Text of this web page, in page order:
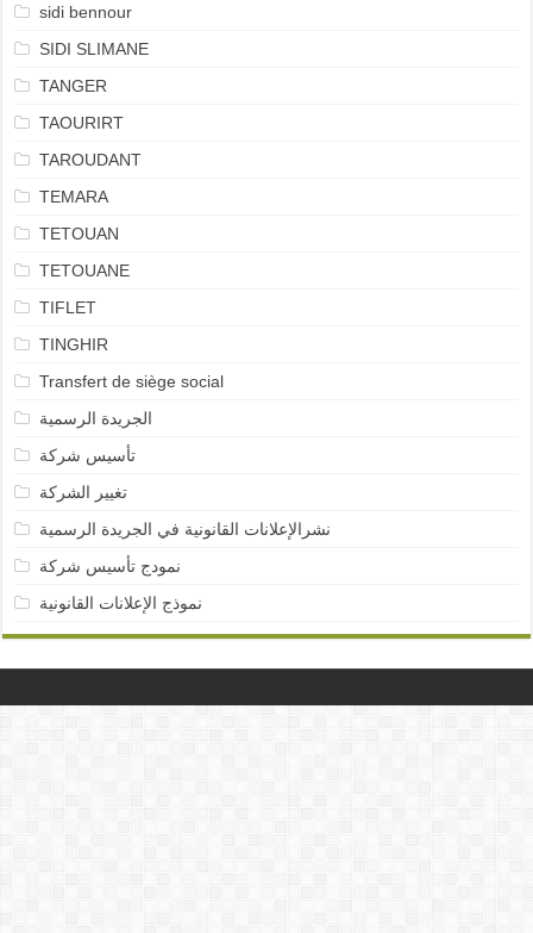
sidi bennour
SIDI SLIMANE
TANGER
TAOURIRT
TAROUDANT
TEMARA
TETOUAN
TETOUANE
TIFLET
TINGHIR
Transfert de siège social
الجريدة الرسمية
تأسيس شركة
تغيير الشركة
نشرالإعلانات القانونية في الجريدة الرسمية
نمودج تأسيس شركة
نموذج الإعلانات القانونية